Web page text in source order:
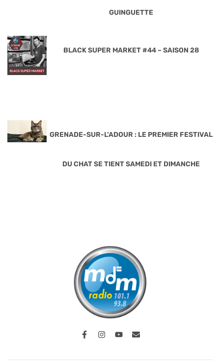
GUINGUETTE
BLACK SUPER MARKET #44 – SAISON 28
GRENADE-SUR-L’ADOUR : LE PREMIER FESTIVAL
DU CHAT SE TIENT SAMEDI ET DIMANCHE